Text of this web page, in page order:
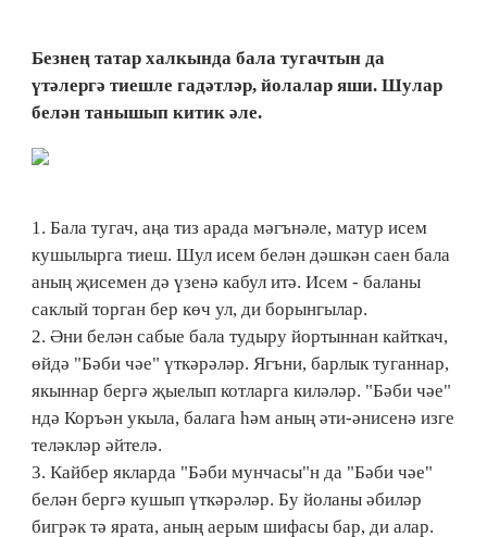
Безнең татар халкында бала тугачтын да
үтәлергә тиешле гадәтләр, йолалар яши. Шулар
белән танышып китик әле.
1. Бала тугач, аңа тиз арада мәгънәле, матур исем
кушылырга тиеш. Шул исем белән дәшкән саен бала
аның җисемен дә үзенә кабул итә. Исем - баланы
саклый торган бер көч ул, ди борынгылар.
2. Әни белән сабые бала тудыру йортыннан кайткач,
өйдә "Бәби чәе" үткәрәләр. Ягъни, барлык туганнар,
якыннар бергә җыелып котларга киләләр. "Бәби чәе"
ндә Коръән укыла, балага һәм аның әти-әнисенә изге
теләкләр әйтелә.
3. Кайбер якларда "Бәби мунчасы"н да "Бәби чәе"
белән бергә кушып үткәрәләр. Бу йоланы әбиләр
бигрәк тә ярата, аның аерым шифасы бар, ди алар.